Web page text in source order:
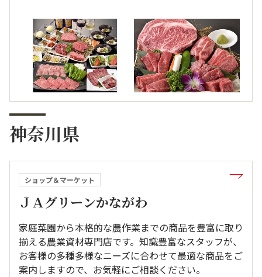
神奈川県
ショップ＆マーケット
ＪＡグリーンかながわ
家庭菜園から本格的な農作業までの商品を豊富に取り
揃える農業資材専門店です。知識豊富なスタッフが、
お客様の多種多様なニーズに合わせて最適な商品をご
案内しますので、お気軽にご相談ください。